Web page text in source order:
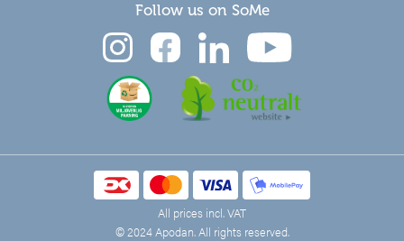
Follow us on SoMe
© 2024 Apodan. All rights reserved.
All prices incl. VAT